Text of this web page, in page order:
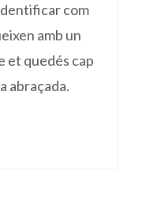
com
amb un
et quedés cap
abraçada.